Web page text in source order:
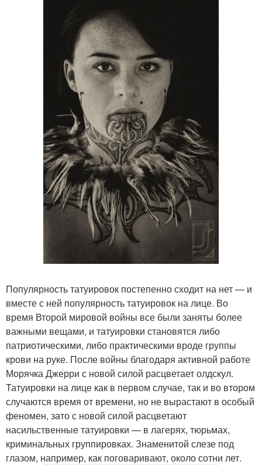
Популярность татуировок постепенно сходит на нет — и
вместе с ней популярность татуировок на лице. Во
время Второй мировой войны все были заняты более
важными вещами, и татуировки становятся либо
патриотическими, либо практическими вроде группы
крови на руке. После войны благодаря активной работе
Морячка Джерри с новой силой расцветает олдскул.
Татуировки на лице как в первом случае, так и во втором
случаются время от времени, но не вырастают в особый
феномен, зато с новой силой расцветают
насильственные татуировки — в лагерях, тюрьмах,
криминальных группировках. Знаменитой слезе под
глазом, например, как поговаривают, около сотни лет.